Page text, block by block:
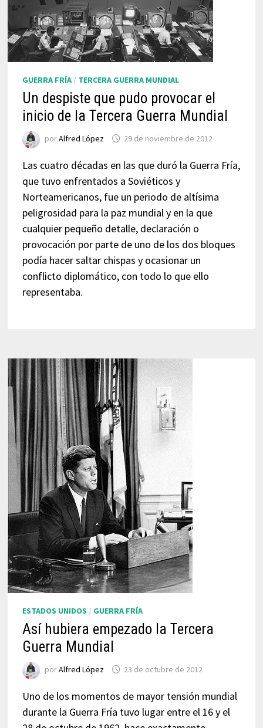
GUERRA FRÍA/ TERCERA GUERRA MUNDIAL
Un despiste que pudo provocar el
inicio de la Tercera Guerra Mundial
porAlfred López 29 de noviembre de 2012
Las cuatro décadas en las que duró la Guerra Fría,
que tuvo enfrentados a Soviéticos y
Norteamericanos, fue un periodo de altísima
peligrosidad para la paz mundial y en la que
cualquier pequeño detalle, declaración o
provocación por parte de uno de los dos bloques
podía hacer saltar chispas y ocasionar un
conflicto diplomático, con todo lo que ello
representaba.
ESTADOS UNIDOS / GUERRA FRÍA
Así hubiera empezado la Tercera
Guerra Mundial
porAlfred López 23 de octubre de 2012
Uno de los momentos de mayor tensión mundial
durante la Guerra Fría tuvo lugar entre el 16 y el